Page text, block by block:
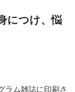
につけ、悩
ラム雑誌に印刷さ